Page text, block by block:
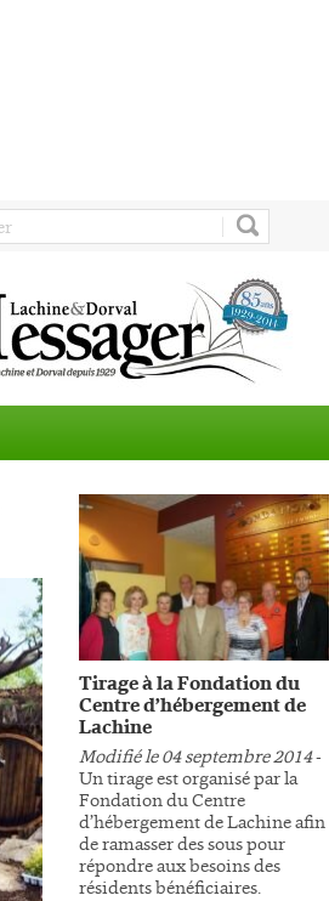
Tirage à la Fondation du
Centre d’hébergement de
Lachine
Modifié le 04 septembre 2014-
Un tirage est organisé par la
Fondation du Centre
d’hébergement de Lachine afin
de ramasser des sous pour
répondre aux besoins des
résidents bénéficiaires.